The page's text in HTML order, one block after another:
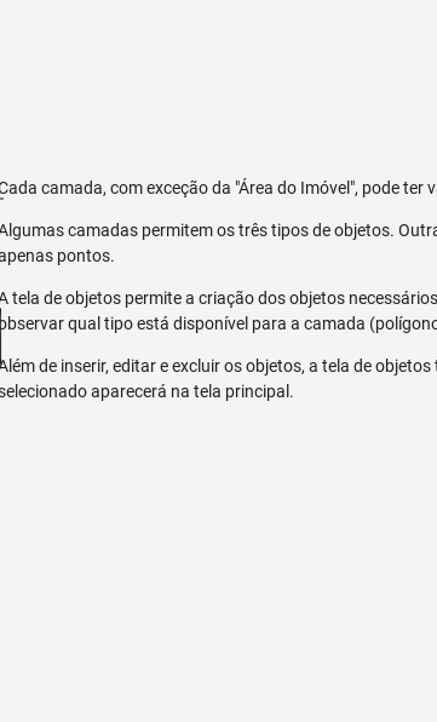
camada, com exceção da "Área do Imóvel", pode
camadas permitem os três tipos de objetos.
pontos.
tela de objetos permite a criação dos objetos
observar qual tipo está disponível para a camada
de inserir, editar e excluir os objetos, a tela de
aparecerá na tela principal.